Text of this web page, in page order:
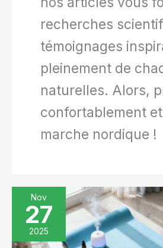
recherches
témoignages
pleinement de
naturelles. Alors,
confortablement
marche nordique !
Nov
27
2025
Techniques
de
Respirations